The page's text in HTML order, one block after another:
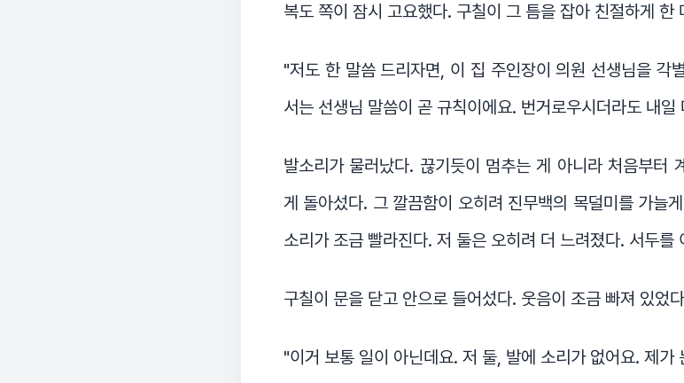
복도 쪽이 잠시 고요했다. 구칠이 그 틈을 잡아 친절하게 한
"저도 한 말씀 드리자면, 이 집 주인장이 의원 선생님을 각
서는 선생님 말씀이 곧 규칙이에요. 번거로우시더라도 내
발소리가 물러났다. 끊기듯이 멈추는 게 아니라 처음부터
게 돌아섰다. 그 깔끔함이 오히려 진무백의 목덜미를 가늘
소리가 조금 빨라진다. 저 둘은 오히려 더 느려졌다. 서두를
구칠이 문을 닫고 안으로 들어섰다. 웃음이 조금 빠져 있었
"이거 보통 일이 아닌데요. 저 둘, 발에 소리가 없어요. 제가